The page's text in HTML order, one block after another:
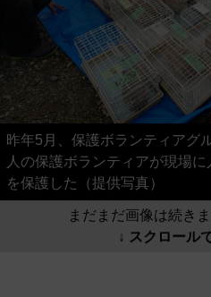
昨年5月、保護ボランティアグ
人の保護ボランティアが現場
を保護した（提供写真）
まだまだ画像は続き
↓ スクロール